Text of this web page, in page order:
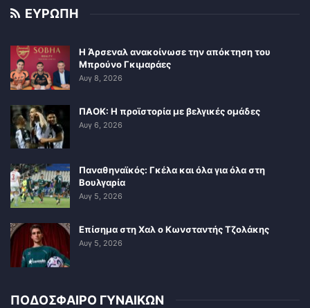
ΕΥΡΩΠΗ
Η Άρσεναλ ανακοίνωσε την απόκτηση του
Μπρούνο Γκιμαράες
Αυγ 8, 2026
ΠΑΟΚ: Η προϊστορία με βελγικές ομάδες
Αυγ 6, 2026
Παναθηναϊκός: Γκέλα και όλα για όλα στη
Βουλγαρία
Αυγ 5, 2026
Επίσημα στη Χαλ ο Κωνσταντής Τζολάκης
Αυγ 5, 2026
ΠΟΔΟΣΦΑΙΡΟ ΓΥΝΑΙΚΩΝ